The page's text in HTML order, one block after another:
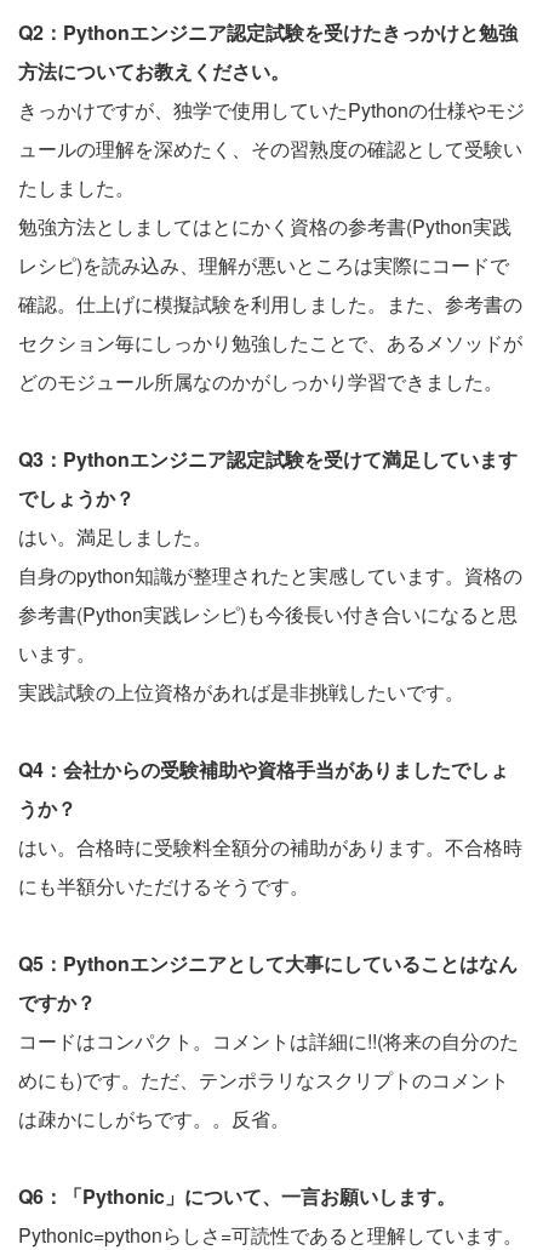
Q2：Pythonエンジニア認定試験を受けたきっかけと勉強
方法についてお教えください。
きっかけですが、独学で使用していたPythonの仕様やモジ
ュールの理解を深めたく、その習熟度の確認として受験い
たしました。
勉強方法としましてはとにかく資格の参考書(Python実践
レシピ)を読み込み、理解が悪いところは実際にコードで
確認。仕上げに模擬試験を利用しました。また、参考書の
セクション毎にしっかり勉強したことで、あるメソッドが
どのモジュール所属なのかがしっかり学習できました。
Q3：Pythonエンジニア認定試験を受けて満足しています
でしょうか？
はい。満足しました。
自身のpython知識が整理されたと実感しています。資格の
参考書(Python実践レシピ)も今後長い付き合いになると思
います。
実践試験の上位資格があれば是非挑戦したいです。
Q4：会社からの受験補助や資格手当がありましたでしょ
うか？
はい。合格時に受験料全額分の補助があります。不合格時
にも半額分いただけるそうです。
Q5：Pythonエンジニアとして大事にしていることはなん
ですか？
コードはコンパクト。コメントは詳細に!!(将来の自分のた
めにも)です。ただ、テンポラリなスクリプトのコメント
は疎かにしがちです。。反省。
Q6：「Pythonic」について、一言お願いします。
Pythonic=pythonらしさ=可読性であると理解しています。